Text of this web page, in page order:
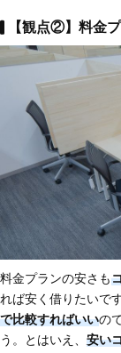
【観点②】料金
料金プランの安さも
れば安く借りたいで
で比較すればいいの
う。とはいえ、 安い